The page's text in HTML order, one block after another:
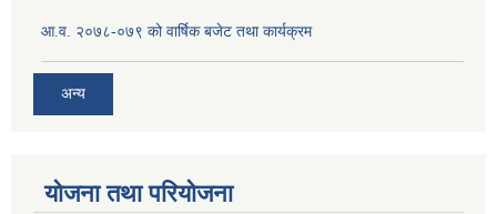
आ.व. २०७८-०७९ को वार्षिक बजेट तथा कार्यक्रम
अन्य
योजना तथा परियोजना